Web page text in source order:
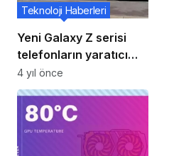
Yeni Galaxy Z serisi
telefonların yaratıcı
kampanyaları dünya
çapında yoğun ilgi
gördü
Teknoloji Haberleri
4 yıl önce